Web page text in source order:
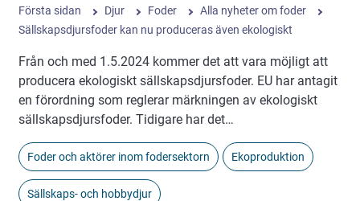
Första sidan Djur Foder
Alla nyheter om foder
Sällskapsdjursfoder kan nu produceras även ekologiskt
Från och med 1.5.2024 kommer det att vara möjligt att
producera ekologiskt sällskapsdjursfoder. EU har antagit
en förordning som reglerar märkningen av ekologiskt
sällskapsdjursfoder. Tidigare har det…
Foder och aktörer inom fodersektorn Ekoproduktion
Sällskaps- och hobbydjur